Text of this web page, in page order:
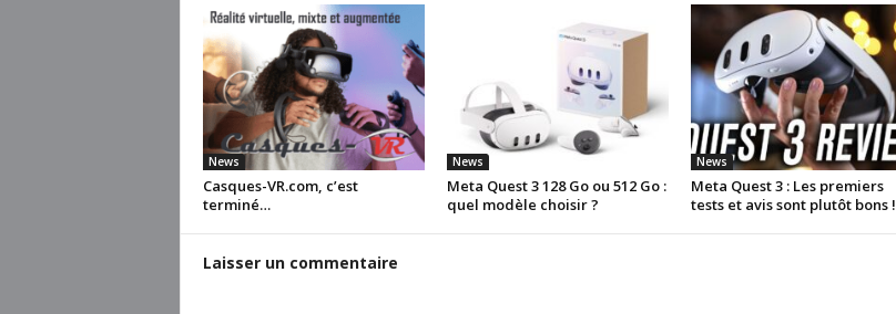
News
Casques-VR.com, c’est
terminé…
News
Meta Quest 3 128 Go ou 512 Go :
quel modèle choisir ?
News
Meta Quest 3 : Les premiers
tests et avis sont plutôt bons !
Laisser un commentaire